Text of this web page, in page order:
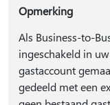
Opmerking
Als Business-to-
ingeschakeld in
gastaccount
gedeeld met een